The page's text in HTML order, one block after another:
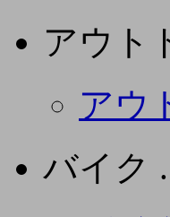
アウト
アウ
バイク